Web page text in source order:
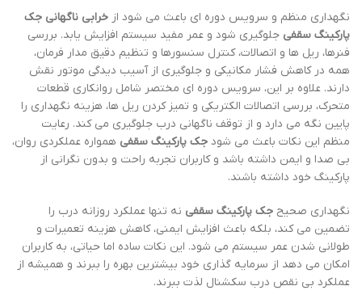
نگهداری منظم و سرویس دوره ای باعث می شود از خرابی ناگهانی جک
پارکینگ سقفی جلوگیری شود و عمر مفید سیستم افزایش یابد. بررسی
فنرها، ریل ها و اتصالات، کنترل سنسورها و تنظیم دقیق مدار فرمان،
همه در کاهش فشار مکانیکی و جلوگیری از آسیب دیدگی موتور نقش
دارند. علاوه بر این، سرویس دوره ای مختصر شامل روانکاری قطعات
متحرک، بررسی اتصالات الکتریکی و تمیز کردن ریل ها، هزینه نگهداری را
پایین نگه می دارد و از توقف ناگهانی درب جلوگیری می کند. رعایت
منظم این نکات باعث می شود جک پارکینگ سقفی همواره عملکردی روان،
بی صدا و ایمن داشته باشد و کاربران تجربه راحت و بدون نگرانی از
پارکینگ خود داشته باشند.
نگهداری صحیح جک پارکینگ سقفی نه تنها عملکرد روزانه درب را
تضمین می کند، بلکه باعث افزایش ایمنی، کاهش هزینه تعمیرات و
طولانی شدن عمر سیستم می شود. این نکات ساده اما حیاتی، به کاربران
امکان می دهد از سرمایه گذاری خود بیشترین بهره را ببرند و همیشه از
عملکرد بی نقص درب سکشنال لذت ببرند.